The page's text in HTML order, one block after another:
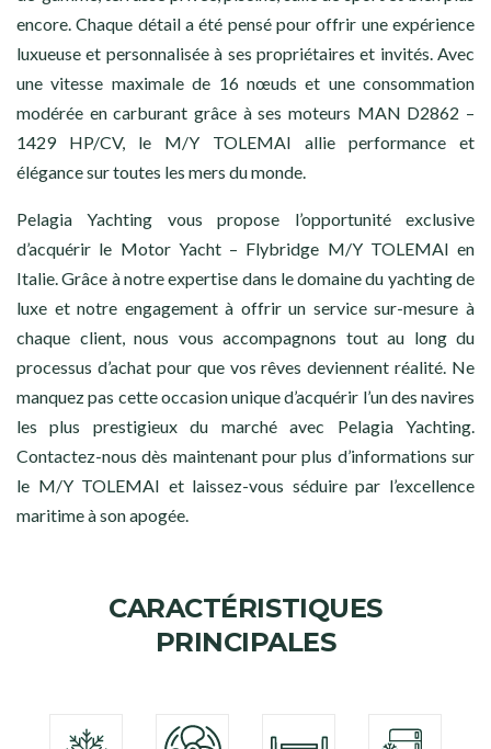
encore. Chaque détail a été pensé pour offrir une expérience
luxueuse et personnalisée à ses propriétaires et invités. Avec
une vitesse maximale de 16 nœuds et une consommation
modérée en carburant grâce à ses moteurs MAN D2862 –
1429 HP/CV, le M/Y TOLEMAI allie performance et
élégance sur toutes les mers du monde.
Pelagia Yachting vous propose l’opportunité exclusive
d’acquérir le Motor Yacht – Flybridge M/Y TOLEMAI en
Italie. Grâce à notre expertise dans le domaine du yachting de
luxe et notre engagement à offrir un service sur-mesure à
chaque client, nous vous accompagnons tout au long du
processus d’achat pour que vos rêves deviennent réalité. Ne
manquez pas cette occasion unique d’acquérir l’un des navires
les plus prestigieux du marché avec Pelagia Yachting.
Contactez-nous dès maintenant pour plus d’informations sur
le M/Y TOLEMAI et laissez-vous séduire par l’excellence
maritime à son apogée.
CARACTÉRISTIQUES
PRINCIPALES